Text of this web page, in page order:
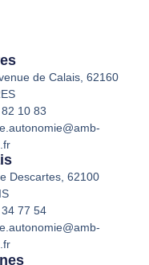
de Calais, 62160
10 83
Descartes, 62100
77 54